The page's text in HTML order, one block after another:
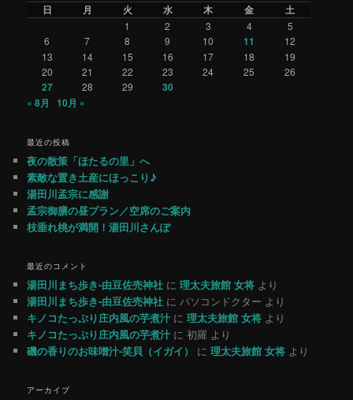
日 月 火 水 木 金 土
1 2 3 4
5
6
7 8 9 10 11
12
13
14 15 16 17 18
19
20
21 22 23 24 25 26
27 28 29
30
« 8月
10月 »
最近の投稿
夜の散策「ほたるの里」へ
素敵な置き土産にほっこり♪
湯田川孟宗に感謝
孟宗御膳の昼プラン／空席のご案内
枝垂れ桃が満開！湯田川さんぽ
最近のコメント
湯田川まち歩き-由豆佐売神社 に理太夫旅館 女将 より
湯田川まち歩き-由豆佐売神社 にパソコンドクター より
キノコたっぷり庄内風の芋煮汁 に理太夫旅館 女将 より
キノコたっぷり庄内風の芋煮汁 に初羅 より
磯の香りのお味噌汁-笑貝（イガイ）
に理太夫旅館 女将 より
アーカイブ